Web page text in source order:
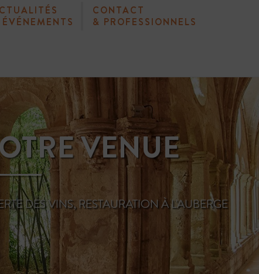
CONTACT
& PROFESSIONNELS
VENUE
DES VINS, RESTAURATION À L'AUBERGE